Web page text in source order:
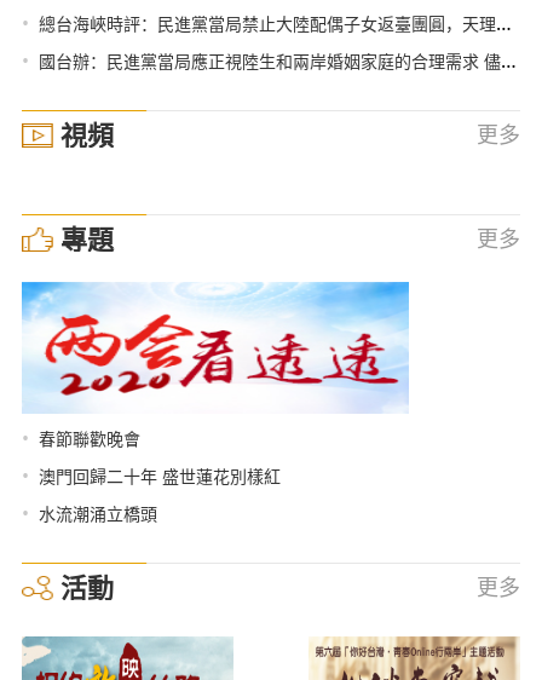
• 總台海峽時評：民進黨當局禁止大陸配偶子女返臺團圓，天理難容!
• 國台辦：民進黨當局應正視陸生和兩岸婚姻家庭的合理需求 儘快取消歧視性措施
視頻 更多
專題 更多
• 春節聯歡晚會
• 澳門回歸二十年 盛世蓮花別樣紅
• 水流潮涌立橋頭
活動 更多